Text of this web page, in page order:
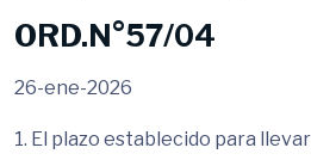
ORD.N°57/04
26-ene-2026
1. El plazo establecido para